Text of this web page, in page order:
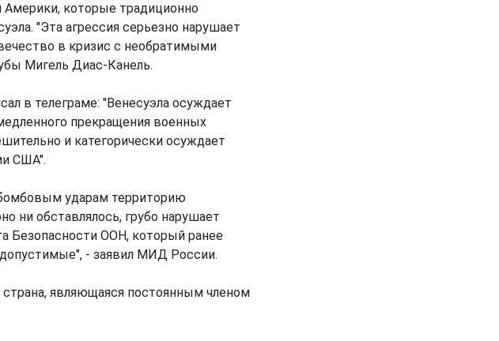
которые традиционно
"Эта агрессия серьезно нарушает
в кризис с необратимыми
Мигель Диас-Канель.
в телеграме: "Венесуэла осуждает
прекращения военных
и категорически осуждает
США".
ударам территорию
ни обставлялось, грубо нарушает
Безопасности ООН, который ранее
- заявил МИД России.
являющаяся постоянным членом